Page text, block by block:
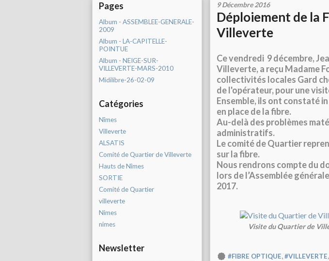
Pages
Album - ASSEMBLEE-GENERALE-
2009
Album - LA-CAPITELLE-
POINTUE
Album - NEIGE-SUR-
VILLEVERTE-MARS-2010
Midilibre-26-02-09
Catégories
Nîmes
Villeverte
ALSATIS
Comité de Quartier de Villeverte
Hauts de Nîmes
SORTIE
Comité de Quartier
villeverte
Nimes
nimes
Newsletter
9 Décembre 2016
Déploiement de la
Villeverte
Ce vendredi 9 décembre,
Villeverte, a reçu Madame
collectivités locales Gard
de l'opérateur, pour une
Ensemble, ils ont constaté
en place de la fibre.
Au-delà des problèmes
administratifs.
Le comité de Quartier
sur la fibre.
Nous rendrons compte du
lors de l’Assemblée
2017.
Visite du Quartier de
#FIBRE OPTIQUE,#VILLEVERTE,